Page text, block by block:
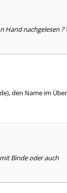
nachgelesen ?
den Name im
Binde oder auch